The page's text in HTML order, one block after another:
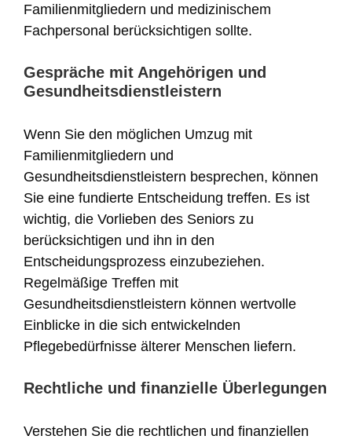
Familienmitgliedern und medizinischem
Fachpersonal berücksichtigen sollte.
Gespräche mit Angehörigen und
Gesundheitsdienstleistern
Wenn Sie den möglichen Umzug mit
Familienmitgliedern und
Gesundheitsdienstleistern besprechen, können
Sie eine fundierte Entscheidung treffen. Es ist
wichtig, die Vorlieben des Seniors zu
berücksichtigen und ihn in den
Entscheidungsprozess einzubeziehen.
Regelmäßige Treffen mit
Gesundheitsdienstleistern können wertvolle
Einblicke in die sich entwickelnden
Pflegebedürfnisse älterer Menschen liefern.
Rechtliche und finanzielle Überlegungen
Verstehen Sie die rechtlichen und finanziellen